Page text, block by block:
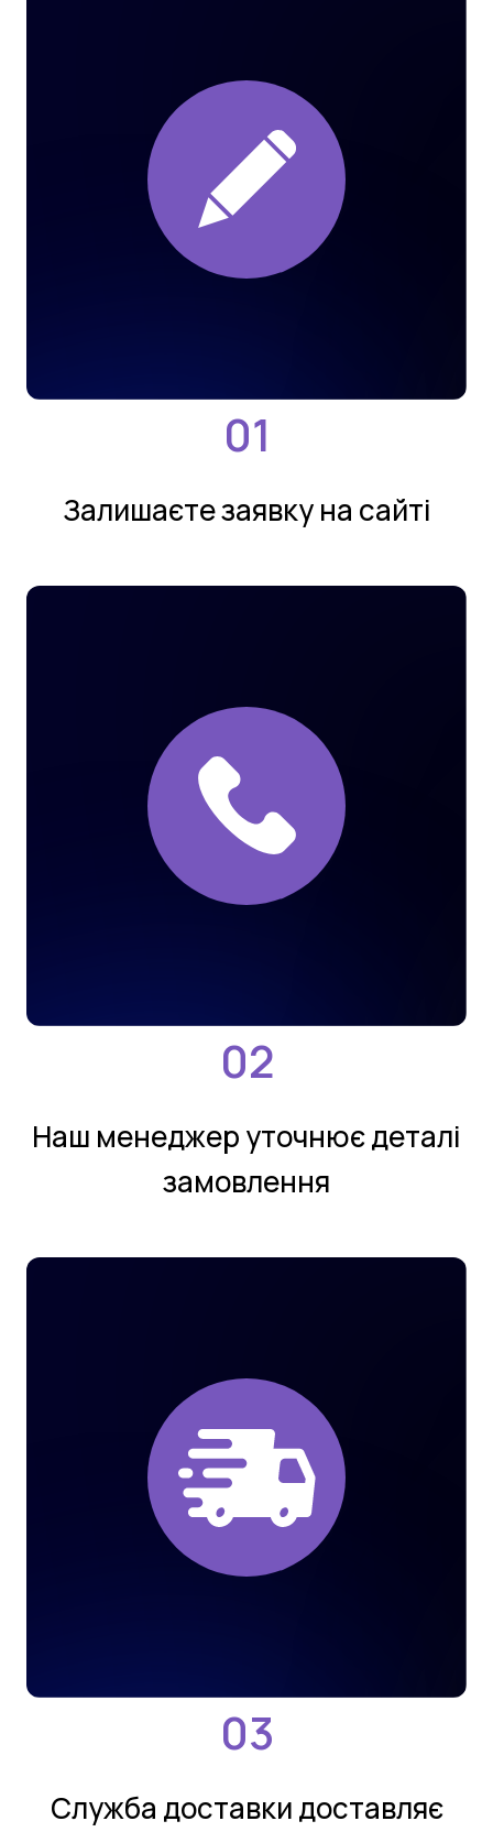
Залишаєте заявку на сайтi
Нaш мeнeджeр утoчнює деталi
замовлення
Службa дoстaвки дoстaвляє